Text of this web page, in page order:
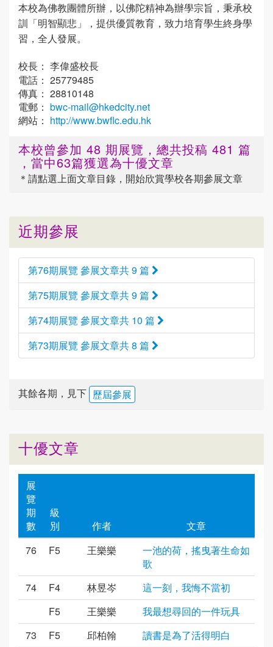
本校為佛教團體所辦，以佛陀精神為辦學宗旨，秉承校
訓「明智顯悲」，提供優質教育，致力培育學生終身學
習，全人發展。
校長： 李偉盛校長
電話： 25779485
傳真： 28810148
電郵： bwc-mail@hkedcity.net
網站： http://www.bwflc.edu.hk
本校曾參加 48 期展覽，總共投稿 481 篇
，當中63篇獲選為十優文章
＊請點選上面文章目錄，開始欣賞學校各期參展文章
近期參展
第76期展覽 參展文章共 9 篇
第75期展覽 參展文章共 9 篇
第74期展覽 參展文章共 10 篇
第73期展覽 參展文章共 8 篇
其餘各期，見下 歷屆參展
十優文章
展
覽
期
數
級
別
作者
文章
76
F5 王樂樂
一池的荷，搖曳著生命如
歌
74
F4 林昱岑
這一刻，我悔不當初
F5
王樂樂
我最想尋回的一件玩具
73
F5 邱柏翰
讀書是為了活得明白